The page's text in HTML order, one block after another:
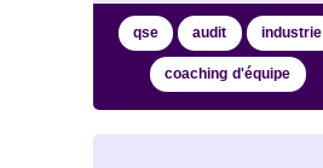
qse audit industrie
coaching d'équipe